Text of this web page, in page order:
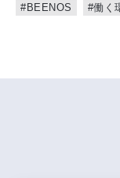
#BEENOS #働く